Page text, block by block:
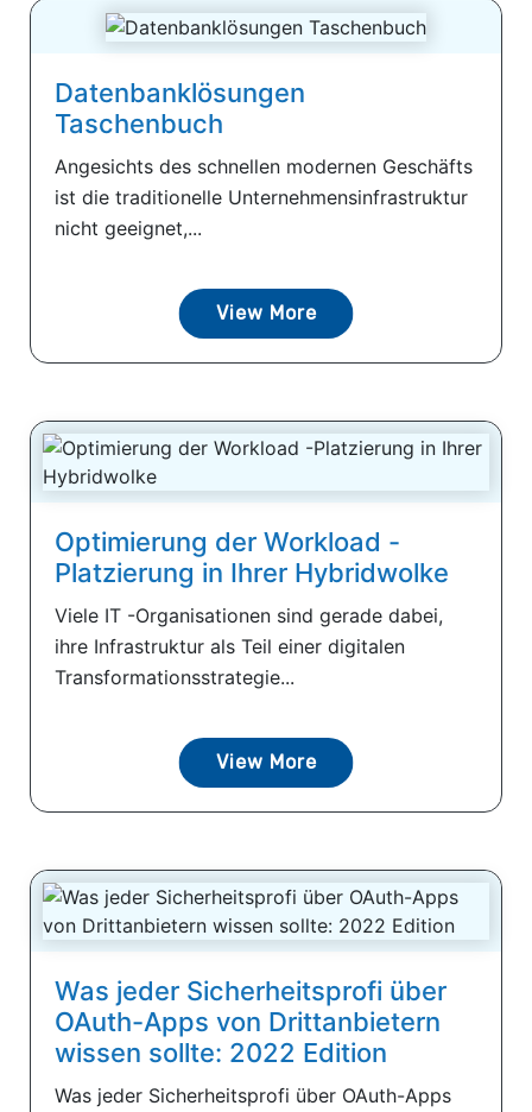
Datenbanklösungen
Taschenbuch
Angesichts des schnellen modernen Geschäfts
ist die traditionelle Unternehmensinfrastruktur
nicht geeignet,...
View More
Optimierung der Workload -
Platzierung in Ihrer Hybridwolke
Viele IT -Organisationen sind gerade dabei,
ihre Infrastruktur als Teil einer digitalen
Transformationsstrategie...
View More
Was jeder Sicherheitsprofi über
OAuth-Apps von Drittanbietern
wissen sollte: 2022 Edition
Was jeder Sicherheitsprofi über OAuth-Apps